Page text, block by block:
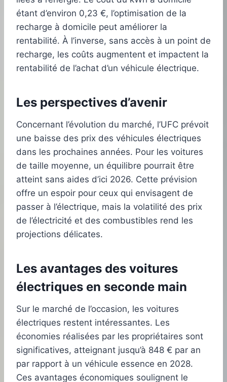
étant d’environ 0,23 €, l’optimisation de la
recharge à domicile peut améliorer la
rentabilité. À l’inverse, sans accès à un point de
recharge, les coûts augmentent et impactent la
rentabilité de l’achat d’un véhicule électrique.
Les perspectives d’avenir
Concernant l’évolution du marché, l’UFC prévoit
une baisse des prix des véhicules électriques
dans les prochaines années. Pour les voitures
de taille moyenne, un équilibre pourrait être
atteint sans aides d’ici 2026. Cette prévision
offre un espoir pour ceux qui envisagent de
passer à l’électrique, mais la volatilité des prix
de l’électricité et des combustibles rend les
projections délicates.
Les avantages des voitures
électriques en seconde main
Sur le marché de l’occasion, les voitures
électriques restent intéressantes. Les
économies réalisées par les propriétaires sont
significatives, atteignant jusqu’à 848 € par an
par rapport à un véhicule essence en 2028.
Ces avantages économiques soulignent le